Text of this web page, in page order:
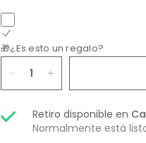
🎁¿Es esto un regalo?
Retiro disponible en
Normalmente está